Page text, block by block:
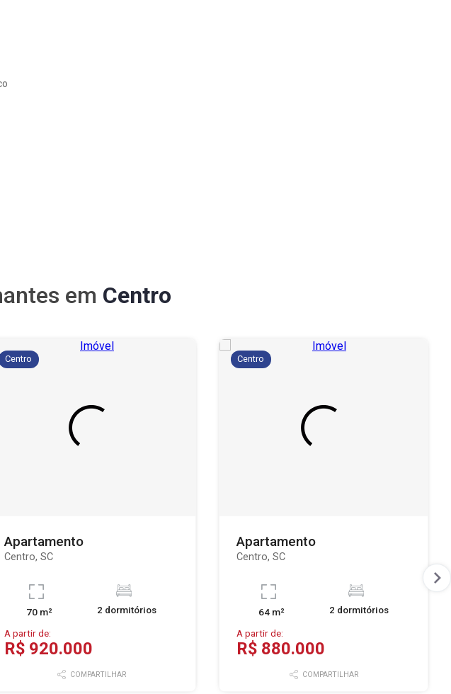
em Centro
Centro
Apartamento
Centro, SC
70 m² 2 dormitórios
A partir de:
R$ 920.000
COMPARTILHAR
Centro
Apartamento
Centro, SC
64 m² 2 dormitórios
A partir de:
R$ 880.000
COMPARTILHAR